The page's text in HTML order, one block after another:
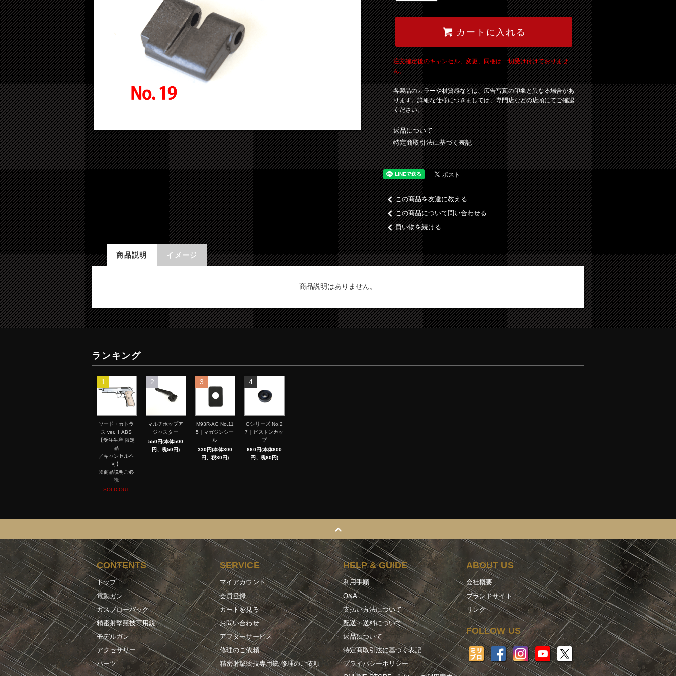
カートに入れる
注文確定後のキャンセル、変更、同梱は一切受け付けておりませ
ん。
各製品のカラーや材質感などは、広告写真の印象と異なる場合があ
ります。詳細な仕様につきましては、専門店などの店頭にてご確認
ください。
返品について
特定商取引法に基づく表記
この商品を友達に教える
この商品について問い合わせる
買い物を続ける
商品説明 イメージ
商品説明はありません。
ランキング
1
ソード・カトラ
ス ver.Ⅱ ABS
【受注生産 限定
品
／キャンセル不
可】
※商品説明ご必
読
SOLD OUT
2
マルチホップア
ジャスター
550円(本体500
円、税50円)
3
M93R-AG No.11
5｜マガジンシー
ル
330円(本体300
円、税30円)
4
Gシリーズ No.2
7｜ピストンカッ
プ
660円(本体600
円、税60円)
CONTENTS
トップ
電動ガン
ガスブローバック
精密射撃競技専用銃
モデルガン
アクセサリー
パーツ
SERVICE
マイアカウント
会員登録
カートを見る
お問い合わせ
アフターサービス
修理のご依頼
精密射撃競技専用銃 修理のご依頼
HELP & GUIDE
利用手順
Q&A
支払い方法について
配送・送料について
返品について
特定商取引法に基づく表記
プライバシーポリシー
ABOUT US
会社概要
ブランドサイト
リンク
FOLLOW US